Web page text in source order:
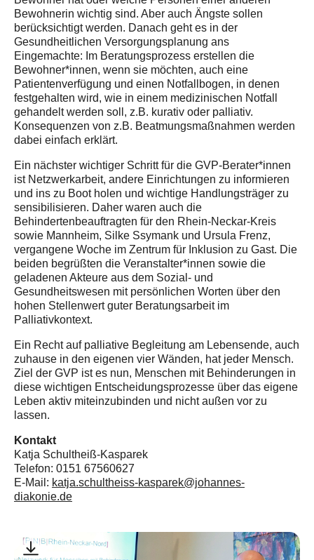
Bewohnerin wichtig sind. Aber auch Ängste sollen
berücksichtigt werden. Danach geht es in der
Gesundheitlichen Versorgungsplanung ans
Eingemachte: Im Beratungsprozess erstellen die
Bewohner*innen, wenn sie möchten, auch eine
Patientenverfügung und einen Notfallbogen, in denen
festgehalten wird, wie in einem medizinischen Notfall
gehandelt werden soll, z.B. kurativ oder palliativ.
Konsequenzen von z.B. Beatmungsmaßnahmen werden
dabei einfach erklärt.
Ein nächster wichtiger Schritt für die GVP-Berater*innen
ist Netzwerkarbeit, andere Einrichtungen zu informieren
und ins zu Boot holen und wichtige Handlungsträger zu
sensibilisieren. Daher waren auch die
Behindertenbeauftragten für den Rhein-Neckar-Kreis
sowie Mannheim, Silke Ssymank und Ursula Frenz,
vergangene Woche im Zentrum für Inklusion zu Gast. Die
beiden begrüßten die Veranstalter*innen sowie die
geladenen Akteure aus dem Sozial- und
Gesundheitswesen mit persönlichen Worten über den
hohen Stellenwert guter Beratungsarbeit im
Palliativkontext.
Ein Recht auf palliative Begleitung am Lebensende, auch
zuhause in den eigenen vier Wänden, hat jeder Mensch.
Ziel der GVP ist es nun, Menschen mit Behinderungen in
diese wichtigen Entscheidungsprozesse über das eigene
Leben aktiv miteinzubinden und nicht außen vor zu
lassen.
Kontakt
Katja Schultheiß-Kasparek
Telefon: 0151 67560627
E-Mail: katja.schultheiss-kasparek@johannes-
diakonie.de